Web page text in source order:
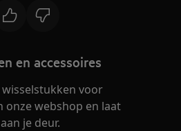
en accessoires
voor
onze webshop en laat
je deur.